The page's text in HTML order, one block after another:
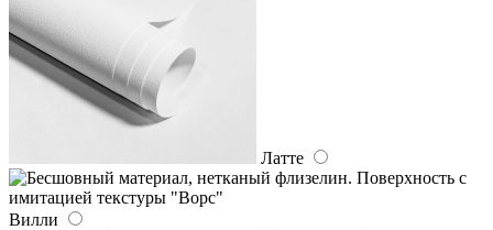
Латте
Вилли